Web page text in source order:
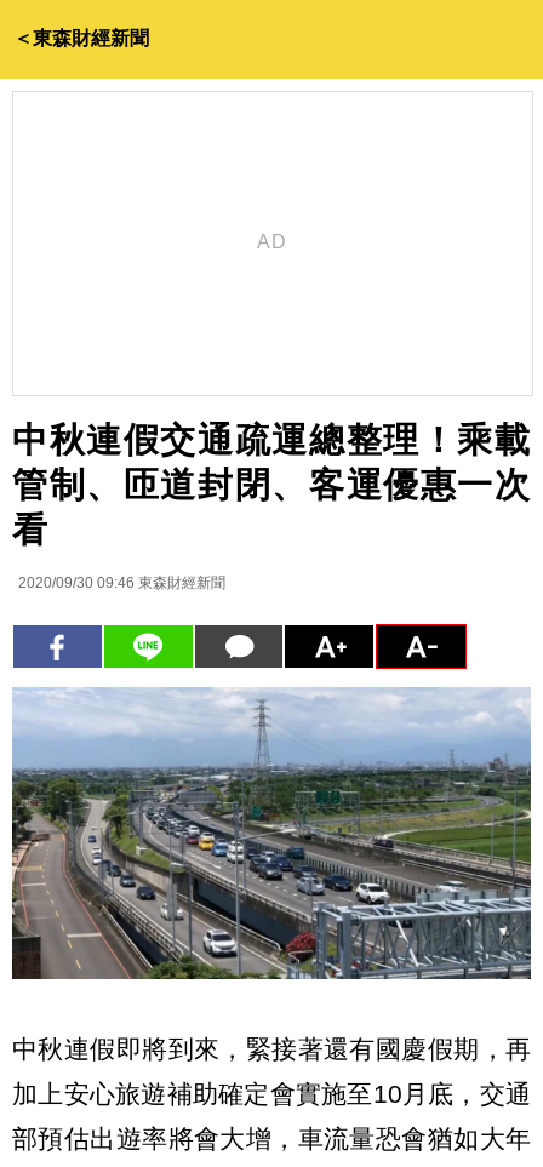
＜東森財經新聞
中秋連假交通疏運總整理！乘載
管制、匝道封閉、客運優惠一次
看
2020/09/30 09:46 東森財經新聞
中秋連假即將到來，緊接著還有國慶假期，再
加上安心旅遊補助確定會實施至10月底，交通
部預估出遊率將會大增，車流量恐會猶如大年